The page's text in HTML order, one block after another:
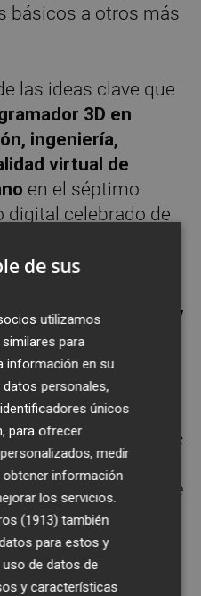
básicos a otros más
las ideas clave que
3D en
ingeniería,
virtual de
en el séptimo
digital celebrado de
Oficial de
la Comunitat
Oficina Acelera
“Realidad Virtual y
que“estas dos
permiten un mayor
escena que queremos
comprensión muy
o instalación que
que el foco se
transmitirse al
de sus
utilizamos
para
información en su
personales,
únicos
para ofrecer
medir
información
los servicios.
(1913) también
para estos y
de datos de
y características